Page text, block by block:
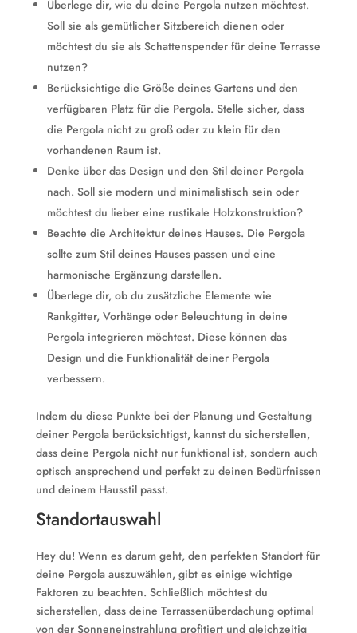
Überlege dir, wie du deine Pergola nutzen möchtest.
Soll sie als gemütlicher Sitzbereich dienen oder
möchtest du sie als Schattenspender für deine Terrasse
nutzen?
Berücksichtige die Größe deines Gartens und den
verfügbaren Platz für die Pergola. Stelle sicher, dass
die Pergola nicht zu groß oder zu klein für den
vorhandenen Raum ist.
Denke über das Design und den Stil deiner Pergola
nach. Soll sie modern und minimalistisch sein oder
möchtest du lieber eine rustikale Holzkonstruktion?
Beachte die Architektur deines Hauses. Die Pergola
sollte zum Stil deines Hauses passen und eine
harmonische Ergänzung darstellen.
Überlege dir, ob du zusätzliche Elemente wie
Rankgitter, Vorhänge oder Beleuchtung in deine
Pergola integrieren möchtest. Diese können das
Design und die Funktionalität deiner Pergola
verbessern.
Indem du diese Punkte bei der Planung und Gestaltung
deiner Pergola berücksichtigst, kannst du sicherstellen,
dass deine Pergola nicht nur funktional ist, sondern auch
optisch ansprechend und perfekt zu deinen Bedürfnissen
und deinem Hausstil passt.
Standortauswahl
Hey du! Wenn es darum geht, den perfekten Standort für
deine Pergola auszuwählen, gibt es einige wichtige
Faktoren zu beachten. Schließlich möchtest du
sicherstellen, dass deine Terrassenüberdachung optimal
von der Sonneneinstrahlung profitiert und gleichzeitig